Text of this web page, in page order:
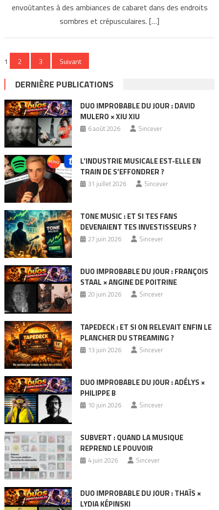
envoûtantes à des ambiances de cabaret dans des endroits
sombres et crépusculaires. […]
Pagination
des
publications
1 2 3 Suivant
DERNIÈRE PUBLICATIONS
DUO IMPROBABLE DU JOUR : DAVID
MULERO × XIU XIU
6 août 2026 Sincever
L’INDUSTRIE MUSICALE EST-ELLE EN
TRAIN DE S’EFFONDRER ?
31 juillet 2026 Sincever
TONE MUSIC : ET SI TES FANS
DEVENAIENT TES INVESTISSEURS ?
27 juin 2026 Sincever
DUO IMPROBABLE DU JOUR : FRANÇOIS
STAAL × ANGINE DE POITRINE
20 juin 2026 Sincever
TAPEDECK : ET SI ON RELEVAIT ENFIN LE
PLANCHER DU STREAMING ?
13 juin 2026 Sincever
DUO IMPROBABLE DU JOUR : ADÉLYS ×
PHILIPPE B
10 juin 2026 Sincever
SUBVERT : QUAND LA MUSIQUE
REPREND LE POUVOIR
4 juin 2026 Sincever
DUO IMPROBABLE DU JOUR : THAÏS ×
LYDIA KÉPINSKI